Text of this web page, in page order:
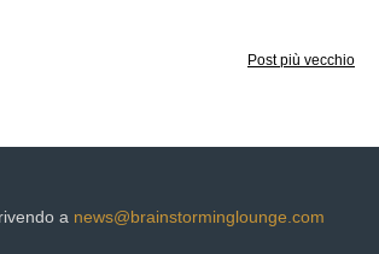
Post più vecchio
a news@brainstorminglounge.com